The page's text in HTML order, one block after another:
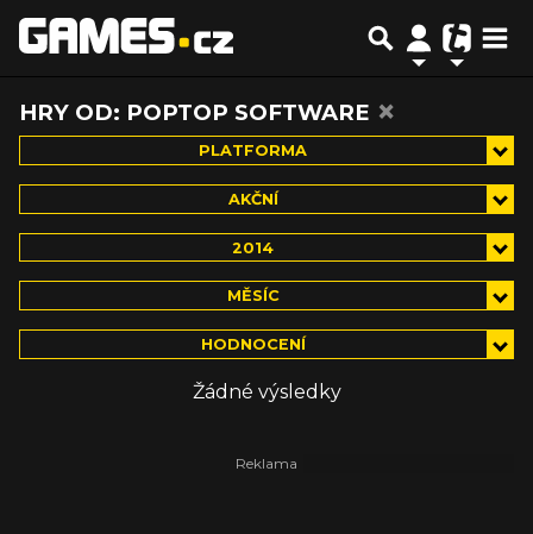
HRY OD: POPTOP SOFTWARE ×
PLATFORMA
AKČNÍ
2014
MĚSÍC
HODNOCENÍ
Žádné výsledky